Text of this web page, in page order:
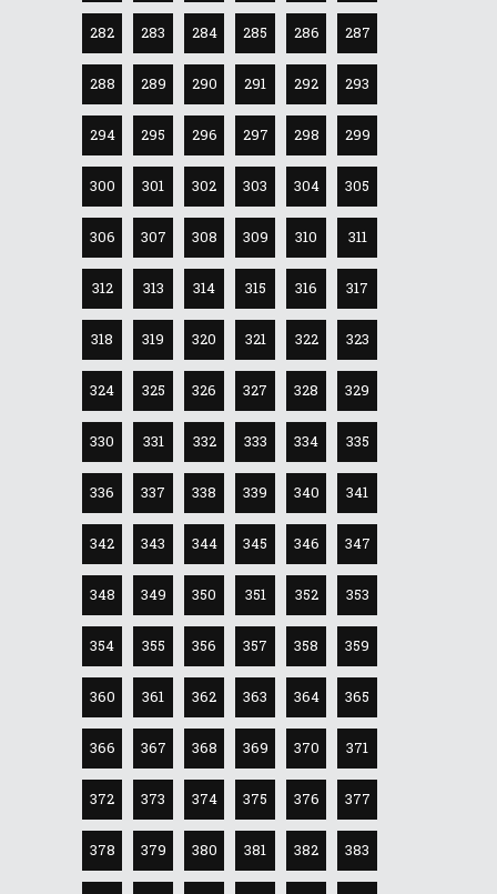
282 283 284 285 286 287
288 289 290 291 292 293
294 295 296 297 298 299
300 301 302 303 304 305
306 307 308 309 310 311
312 313 314 315 316 317
318 319 320 321 322 323
324 325 326 327 328 329
330 331 332 333 334 335
336 337 338 339 340 341
342 343 344 345 346 347
348 349 350 351 352 353
354 355 356 357 358 359
360 361 362 363 364 365
366 367 368 369 370 371
372 373 374 375 376 377
378 379 380 381 382 383